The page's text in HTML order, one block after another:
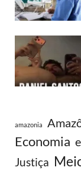
amazonia
Economia
Justiça